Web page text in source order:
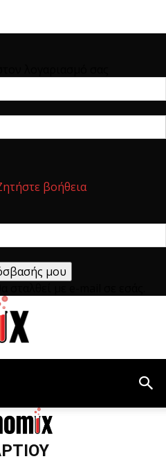
βοήθεια